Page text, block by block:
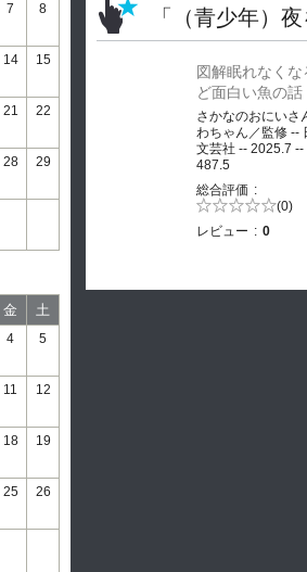
7 8
14 15
21 22
28 29
金 土
4 5
11 12
18 19
25 26
「（青少年）
図解眠れなくな
ど面白い魚の話
さかなのおにいさ
わちゃん／監修 --
文芸社 -- 2025.7 --
487.5
総合評価
5段階評価の (0)
レビュー
0